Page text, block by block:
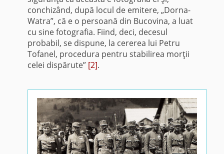
conchizând, după locul de emitere, „Dorna-
Watra”, că e o persoană din Bucovina, a luat
cu sine fotografia. Fiind, deci, decesul
probabil, se dispune, la cererea lui Petru
Tofanel, procedura pentru stabilirea morţii
celei dispărute” [2].